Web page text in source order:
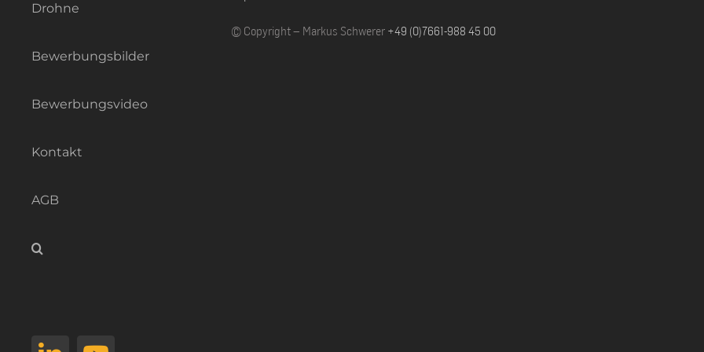
Drohne
Bewerbungsbilder
Bewerbungsvideo
Kontakt
AGB
© Copyright – Markus Schwerer +49 (0)7661-988 45 00